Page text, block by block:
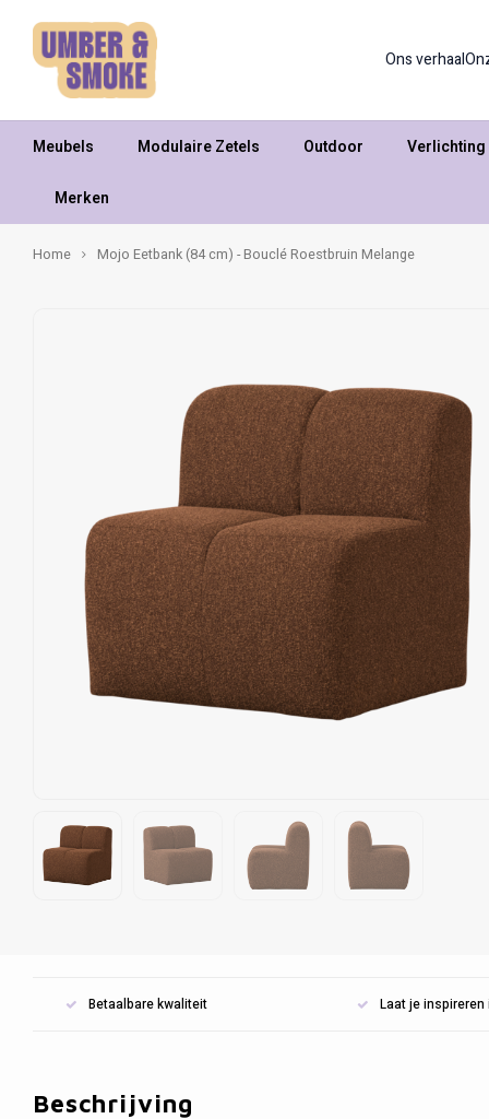
Ons verhaal
Meubels Modulaire Zetels Outdoor Verlichting
Merken
Home Mojo Eetbank (84 cm) - Bouclé Roestbruin Melange
Betaalbare kwaliteit Laat je
Beschrijving